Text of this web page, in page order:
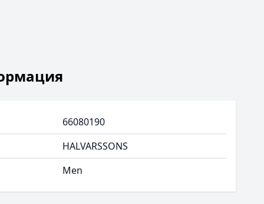
66080190
HALVARSSONS
Men